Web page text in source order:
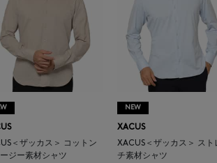
＜ザッカス＞ コットン
ジー素材シャツ
NEW
XACUS
XACUS＜ザッカス＞ スト
チ素材シャツ